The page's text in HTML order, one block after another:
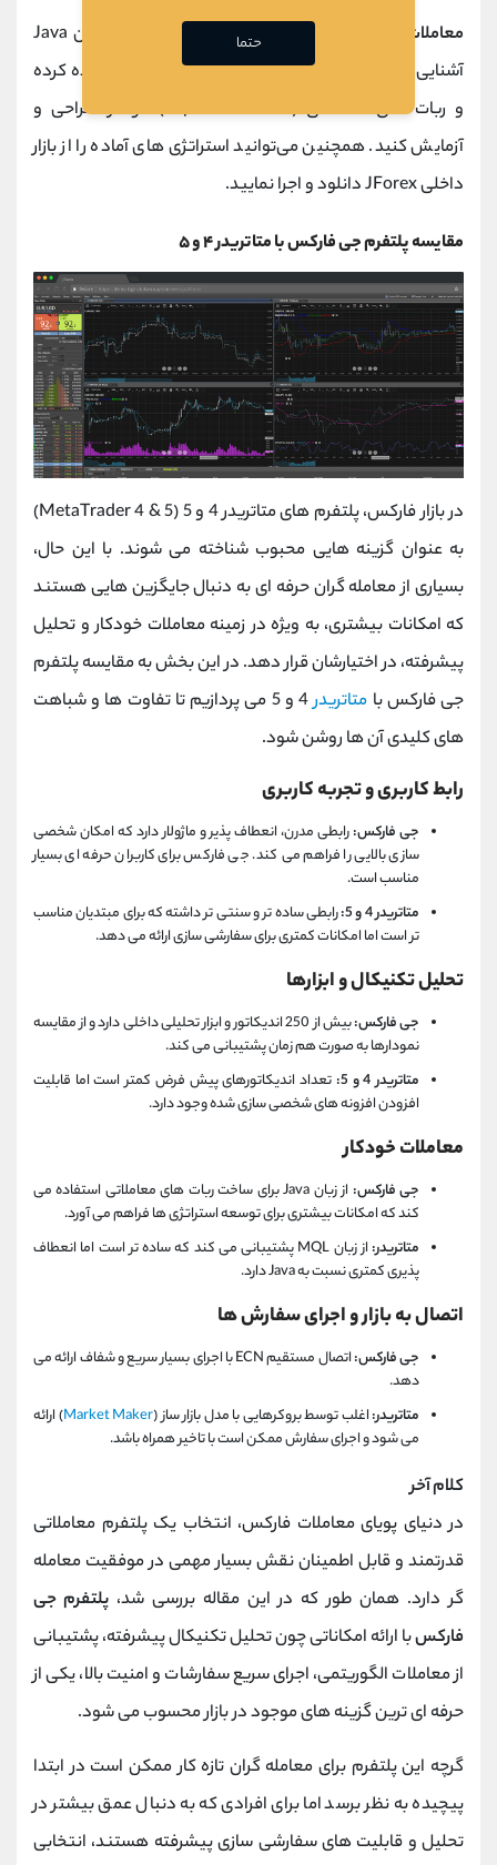
معاملات خودکار (با JForex Strategy Editor):
اگر با زبان Java
آشنایی دارید، می‌ توانید از ابزار Strategy Editor استفاده کرده
و ربات‌ های معاملاتی (Expert Advisors) خود را طراحی و
آزمایش کنید. همچنین می‌توانید استراتژی‌ های آماده را از بازار
داخلی JForex دانلود و اجرا نمایید.
مقایسه پلتفرم جی فارکس با متاتریدر ۴ و ۵
در بازار فارکس، پلتفرم‌ های متاتریدر 4 و 5 (MetaTrader 4 & 5)
به‌ عنوان گزینه‌ هایی محبوب شناخته می‌ شوند. با این حال،
بسیاری از معامله‌ گران حرفه‌ ای به‌ دنبال جایگزین‌ هایی هستند
که امکانات بیشتری، به‌ ویژه در زمینه معاملات خودکار و تحلیل
پیشرفته، در اختیارشان قرار دهد. در این بخش به مقایسه پلتفرم
جی فارکس با متاتریدر
4 و 5 می‌ پردازیم تا تفاوت‌ ها و شباهت‌
های کلیدی آن‌ ها روشن شود.
رابط کاربری و تجربه کاربری
جی فارکس:رابطی مدرن، انعطاف‌ پذیر و ماژولار دارد که امکان شخصی‌
سازی بالایی را فراهم می‌ کند. جی فارکس برای کاربران حرفه ای بسیار
مناسب است.
متاتریدر 4 و 5:
رابطی ساده‌ تر و سنتی‌ تر داشته که برای مبتدیان مناسب‌
تر است اما امکانات کمتری برای سفارشی‌ سازی ارائه می‌ دهد.
تحلیل تکنیکال و ابزارها
جی فارکس:
بیش از 250 اندیکاتور و ابزار تحلیلی داخلی دارد و از مقایسه
نمودارها به‌ صورت هم‌ زمان پشتیبانی می‌ کند.
متاتریدر 4 و 5:
تعداد اندیکاتورهای پیش‌ فرض کمتر است اما قابلیت
افزودن افزونه‌ های شخصی‌ سازی‌ شده وجود دارد.
معاملات خودکار
جی فارکس:
از زبان Java برای ساخت ربات‌ های معاملاتی استفاده می‌
کند که امکانات بیشتری برای توسعه استراتژی‌ ها فراهم می‌ آورد.
متاتریدر:
از زبان MQL پشتیبانی می‌ کند که ساده‌ تر است اما انعطاف‌
پذیری کمتری نسبت به Java دارد.
اتصال به بازار و اجرای سفارش‌ ها
جی فارکس:
اتصال مستقیم ECN با اجرای بسیار سریع و شفاف ارائه می‌
دهد.
متاتریدر:اغلب توسط بروکرهایی با مدل بازار ساز (Market Maker) ارائه
می‌ شود و اجرای سفارش ممکن است با تاخیر همراه باشد.
کلام آخر
در دنیای پویای معاملات فارکس، انتخاب یک پلتفرم معاملاتی
قدرتمند و قابل‌ اطمینان نقش بسیار مهمی در موفقیت معامله‌
گر دارد. همان‌ طور که در این مقاله بررسی شد،پلتفرم جی
فارکسبا ارائه امکاناتی چون تحلیل تکنیکال پیشرفته، پشتیبانی
از معاملات الگوریتمی، اجرای سریع سفارشات و امنیت بالا، یکی از
حرفه‌ ای‌ ترین گزینه‌ های موجود در بازار محسوب می‌ شود.
گرچه این پلتفرم برای معامله‌ گران تازه‌ کار ممکن است در ابتدا
پیچیده به‌ نظر برسد اما برای افرادی که به دنبال عمق بیشتر در
تحلیل و قابلیت‌ های سفارشی‌ سازی پیشرفته هستند، انتخابی
حتما